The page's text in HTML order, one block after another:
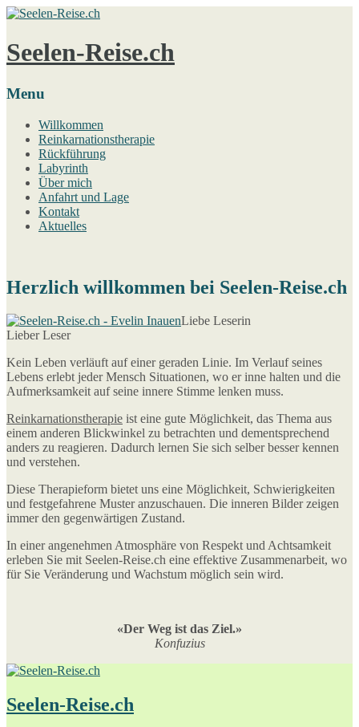
Seelen-Reise.ch
Menu
Willkommen
Reinkarnationstherapie
Rückführung
Labyrinth
Über mich
Anfahrt und Lage
Kontakt
Aktuelles
Herzlich willkommen bei Seelen-Reise.ch
Liebe Leserin
Lieber Leser
Kein Leben verläuft auf einer geraden Linie. Im Verlauf seines
Lebens erlebt jeder Mensch Situationen, wo er inne halten und die
Aufmerksamkeit auf seine innere Stimme lenken muss.
Reinkarnationstherapie ist eine gute Möglichkeit, das Thema aus
einem anderen Blickwinkel zu betrachten und dementsprechend
anders zu reagieren. Dadurch lernen Sie sich selber besser kennen
und verstehen.
Diese Therapieform bietet uns eine Möglichkeit, Schwierigkeiten
und festgefahrene Muster anzuschauen. Die inneren Bilder zeigen
immer den gegenwärtigen Zustand.
In einer angenehmen Atmosphäre von Respekt und Achtsamkeit
erleben Sie mit Seelen-Reise.ch eine effektive Zusammenarbeit, wo
für Sie Veränderung und Wachstum möglich sein wird.
«Der Weg ist das Ziel.»
Konfuzius
Seelen-Reise.ch